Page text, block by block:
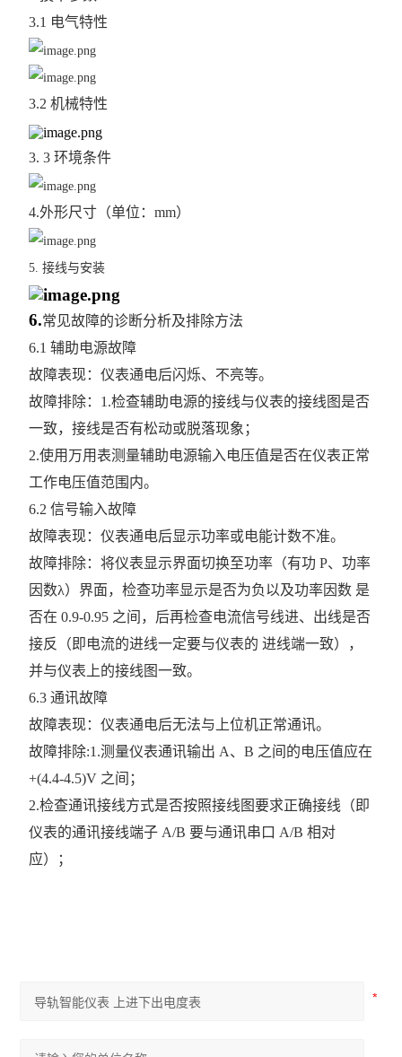
多用户计量表
单相多用户表
三相高海拔多功能表
智能电力仪表
AEW100无线计量模块
ANDPF精密配电柜
ANSVC低压无功功率补偿装置
ANHPD300谐波保护器
ANSVG无功谐波混合补偿装置
ANHF谐波滤波器
复费率统计表
三相多功能谐波表
三相电度表
有源电力滤波器
终端电能计量表计
ACR系列网络电力仪表
APMD系列仪表
3.1 电气特性
3.2 机械特性
3. 3 环境条件
4.外形尺寸（单位：mm）
5. 接线与安装
6.常见故障的诊断分析及排除方法
6.1 辅助电源故障
故障表现：仪表通电后闪烁、不亮等。
故障排除：1.检查辅助电源的接线与仪表的接线图是否
一致，接线是否有松动或脱落现象；
2.使用万用表测量辅助电源输入电压值是否在仪表正常
工作电压值范围内。
6.2 信号输入故障
故障表现：仪表通电后显示功率或电能计数不准。
故障排除：将仪表显示界面切换至功率（有功 P、功率
因数λ）界面，检查功率显示是否为负以及功率因数 是
否在 0.9-0.95 之间，后再检查电流信号线进、出线是否
接反（即电流的进线一定要与仪表的 进线端一致），
并与仪表上的接线图一致。
6.3 通讯故障
故障表现：仪表通电后无法与上位机正常通讯。
故障排除:1.测量仪表通讯输出 A、B 之间的电压值应在
+(4.4-4.5)V 之间；
2.检查通讯接线方式是否按照接线图要求正确接线（即
仪表的通讯接线端子 A/B 要与通讯串口 A/B 相对
应）；